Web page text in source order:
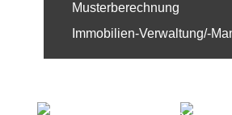
Musterberechnung
Immobilien-Verwaltung/-